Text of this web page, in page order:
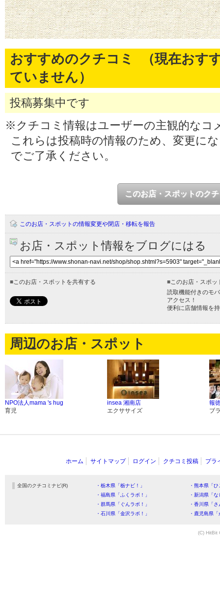
おすすめのクチコミ （現在おす
ていません）
投稿募集中です
※クチコミ情報はユーザーの主観的なコ
これらは投稿時の情報のため、変更に
でご了承ください。
このお店・スポットのク
このお店・スポットの情報変更や閉店・移転を報告
お店・スポット情報をブログにはる
■このお店・スポットを共有する ■このお店・スポッ
読取機能付きのモ
アクセス！
便利に店舗情報を
周辺のお店・スポット
NPO法人mama 's hug
育児
insea 湘南店
エクササイズ
報
ブ
ホーム サイトマップ ログイン クチコミ投稿 プラ
全国のクチコミナビ(R) ・栃木県「栃ナビ！」
・熊本県「
・福島県「ふくラボ！」
・新潟県「
・群馬県「ぐんラボ！」
・香川県「
・石川県「金沢ラボ！」
・鹿児島県
(C) HitBit